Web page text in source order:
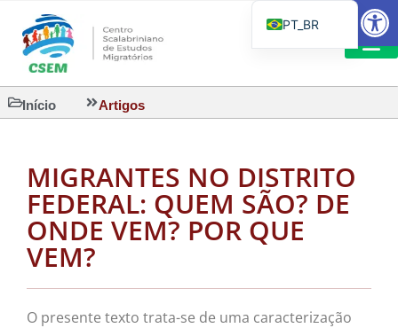
Início Artigos
MIGRANTES NO DISTRITO
FEDERAL: QUEM SÃO? DE
ONDE VEM? POR QUE
VEM?
O presente texto trata-se de uma caracterização
PT_BR
IT